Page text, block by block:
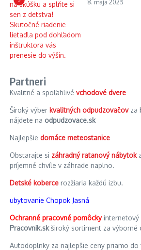
8. mája 2025
Partneri
Kvalitné a spoľahlivé vchodové dvere
Široký výber kvalitných odpudzovačovza
nájdete na odpudzovace.sk
Najlepšie domáce meteostanice
Obstarajte si záhradný ratanový nábytok
príjemné chvíle v záhrade naplno.
Detské koberce rozžiaria každú izbu.
ubytovanie Chopok Jasná
Ochranné pracovné pomôckyinternetový
Pracovnik.skširoký sortiment za výborné
Autodoplnky za najlepšie ceny priamo do